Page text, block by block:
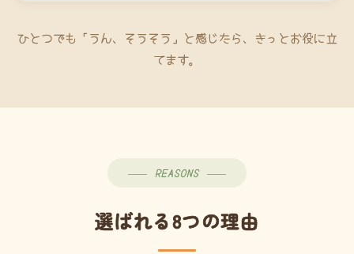
ひとつでも「うん、そうそう」と感じたら、きっとお役に立
てます。
REASONS
選ばれる8つの理由